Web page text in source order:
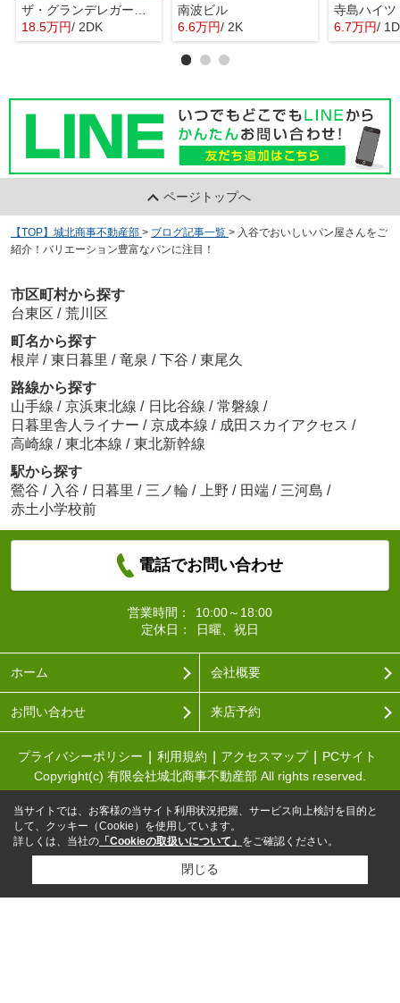
18.5万円/ 2DK
南波ビル
6.6万円/ 2K
寺島ハイツ
6.7万円/
ページトップへ
【TOP】城北商事不動産部 > ブログ記事一覧 > 入谷でおいしいパン屋さんをご
紹介！バリエーション豊富なパンに注目！
市区町村から探す
台東区 / 荒川区
町名から探す
根岸 / 東日暮里 / 竜泉 / 下谷 / 東尾久
路線から探す
山手線 / 京浜東北線 / 日比谷線 / 常磐線 /
日暮里舎人ライナー / 京成本線 / 成田スカイアクセス /
高崎線 / 東北本線 / 東北新幹線
駅から探す
鶯谷 / 入谷 / 日暮里 / 三ノ輪 / 上野 / 田端 / 三河島 /
赤土小学校前
電話でお問い合わせ
営業時間：
10:00～18:00
定休日：
日曜、祝日
ホーム 会社概要
お問い合わせ 来店予約
プライバシーポリシー 利用規約 アクセスマップ
PCサイト
Copyright(c) 有限会社城北商事不動産部 All rights reserved.
当サイトでは、お客様の当サイト利用状況把握、サービス向上検討を目的と
して、クッキー（Cookie）を使用しています。
詳しくは、当社の 「Cookieの取扱いについて」 をご確認ください。
閉じる